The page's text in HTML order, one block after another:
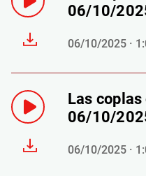
06/10/
06/10/2025 ·
Las
06/10/
06/10/2025 ·